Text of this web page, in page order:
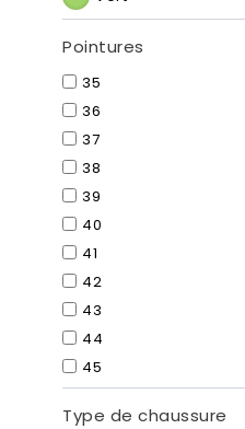
Pointures
35
36
37
38
39
40
41
42
43
44
45
Type de chaussure